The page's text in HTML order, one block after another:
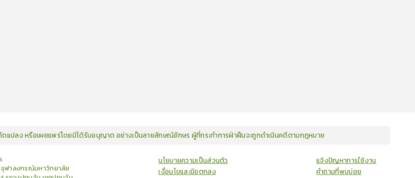
ดแปลง หรือเผยแพร่โดยมิได้รับอนุญาต อย่างเป็นลายลักษณ์อักษร ผู้ที่กระทำการฝ่าฝืนจะถูกดำเนินคดีตามกฎหมาย
ฬาลงกรณ์มหาวิทยาลัย
นโยบายความเป็นส่วนตัว
เงื่อนไขและข้อตกลง
แจ้งปัญหาการใช้งาน
คำถามที่พบบ่อย